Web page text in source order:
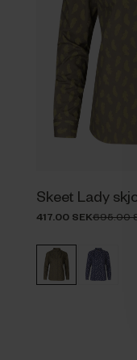
Skeet Lady
417.00 SEK695.00